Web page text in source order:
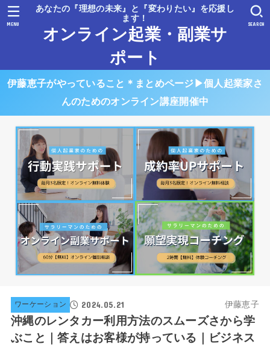
あなたの『理想の未来』と『変わりたい』を応援し
ます！
オンライン起業・副業サ
ポート
SEARCH
MENU
伊藤恵子がやっていること＊まとめページ▶︎個人起業家さ
んのためのオンライン講座開催中
ワーケーション 2024.05.21 伊藤恵子
沖縄のレンタカー利用方法のスムーズさから学
ぶこと｜答えはお客様が持っている｜ビジネス